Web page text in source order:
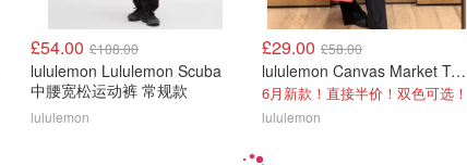
£54.00 £108.00
lululemon Lululemon Scuba
中腰宽松运动裤 常规款
lululemon
£29.00 £58.00
lululemon Canvas Market Tote Bag 19L
6月新款！直接半价！双色可选！
lululemon